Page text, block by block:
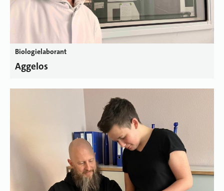
Biologielaborant
Aggelos